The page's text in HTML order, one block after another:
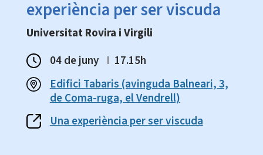
experiència per ser viscuda
Universitat Rovira i Virgili
04 de juny I 17.15h
Edifici Tabaris (avinguda Balneari, 3,
de Coma-ruga, el Vendrell)
Una experiència per ser viscuda